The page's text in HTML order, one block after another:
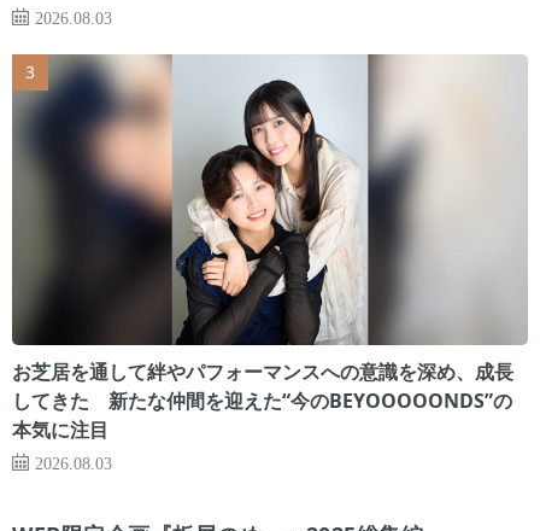
2026.08.03
お芝居を通して絆やパフォーマンスへの意識を深め、成長
してきた 新たな仲間を迎えた“今のBEYOOOOONDS”の
本気に注目
2026.08.03